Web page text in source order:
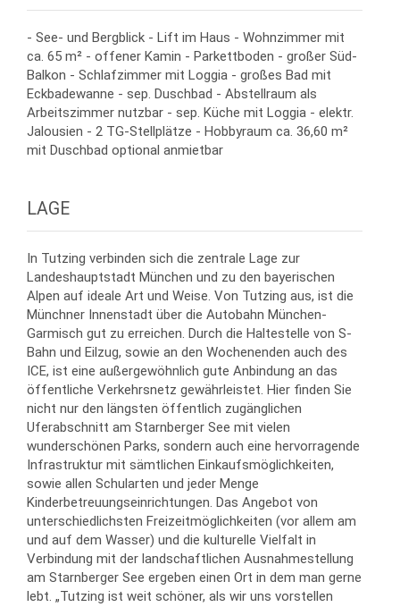
- See- und Bergblick - Lift im Haus - Wohnzimmer mit
ca. 65 m² - offener Kamin - Parkettboden - großer Süd-
Balkon - Schlafzimmer mit Loggia - großes Bad mit
Eckbadewanne - sep. Duschbad - Abstellraum als
Arbeitszimmer nutzbar - sep. Küche mit Loggia - elektr.
Jalousien - 2 TG-Stellplätze - Hobbyraum ca. 36,60 m²
mit Duschbad optional anmietbar
LAGE
In Tutzing verbinden sich die zentrale Lage zur
Landeshauptstadt München und zu den bayerischen
Alpen auf ideale Art und Weise. Von Tutzing aus, ist die
Münchner Innenstadt über die Autobahn München-
Garmisch gut zu erreichen. Durch die Haltestelle von S-
Bahn und Eilzug, sowie an den Wochenenden auch des
ICE, ist eine außergewöhnlich gute Anbindung an das
öffentliche Verkehrsnetz gewährleistet. Hier finden Sie
nicht nur den längsten öffentlich zugänglichen
Uferabschnitt am Starnberger See mit vielen
wunderschönen Parks, sondern auch eine hervorragende
Infrastruktur mit sämtlichen Einkaufsmöglichkeiten,
sowie allen Schularten und jeder Menge
Kinderbetreuungseinrichtungen. Das Angebot von
unterschiedlichsten Freizeitmöglichkeiten (vor allem am
und auf dem Wasser) und die kulturelle Vielfalt in
Verbindung mit der landschaftlichen Ausnahmestellung
am Starnberger See ergeben einen Ort in dem man gerne
lebt. „Tutzing ist weit schöner, als wir uns vorstellen